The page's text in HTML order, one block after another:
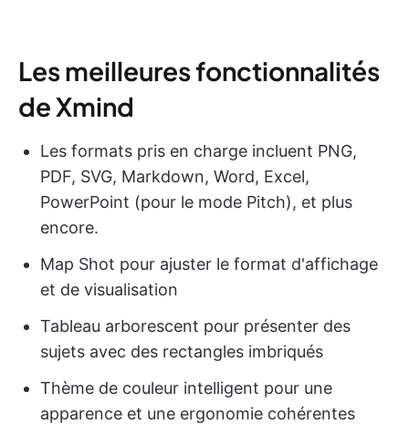
Les meilleures fonctionnalités
de Xmind
Les formats pris en charge incluent PNG,
PDF, SVG, Markdown, Word, Excel,
PowerPoint (pour le mode Pitch), et plus
encore.
Map Shot pour ajuster le format d'affichage
et de visualisation
Tableau arborescent pour présenter des
sujets avec des rectangles imbriqués
Thème de couleur intelligent pour une
apparence et une ergonomie cohérentes